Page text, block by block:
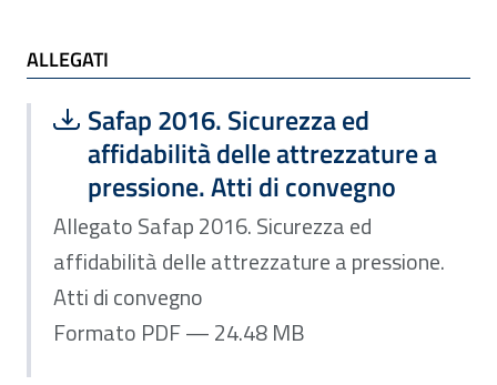
ALLEGATI
Scarica file:
Safap 2016. Sicurezza ed
affidabilità delle attrezzature a
pressione. Atti di convegno
Formato PDF — Dimensione 24.48 MB
Allegato Safap 2016. Sicurezza ed
affidabilità delle attrezzature a pressione.
Atti di convegno
Formato PDF — 24.48 MB